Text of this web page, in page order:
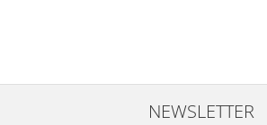
NEWSLETTER